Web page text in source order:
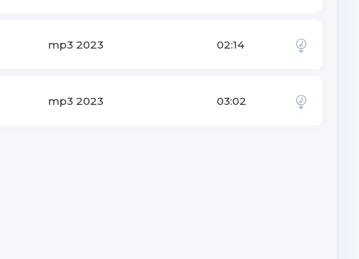
mp3 2023 02:14
mp3 2023 03:02